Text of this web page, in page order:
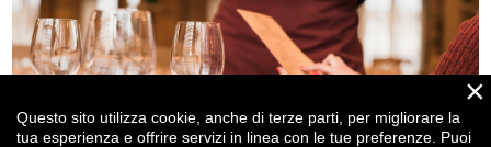
×
Questo sito utilizza cookie, anche di terze parti, per migliorare la
tua esperienza e offrire servizi in linea con le tue preferenze. Puoi